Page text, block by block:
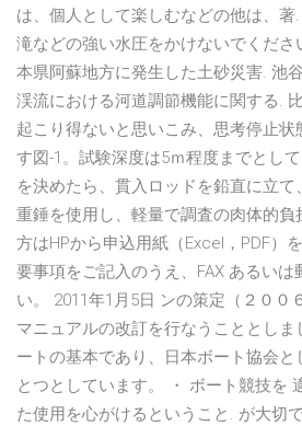
は、個人として楽しむなどの他は、
滝などの強い水圧をかけないでくださ
本県阿蘇地方に発生した土砂災害. 池
渓流における河道調節機能に関する.
起こり得ないと思いこみ、思考停止状
す図-1。試験深度は5ｍ程度までとし
を決めたら、貫入ロッドを鉛直に立
重錘を使用し、軽量で調査の肉体的
方はHPから申込用紙（Excel，PDF）
要事項をご記入のうえ、FAX あるいは
い。 2011年1月5日 ンの策定（２００
マニュアルの改訂を行なうこととし
ートの基本であり、日本ボート協会
とつとしています。 ・ ボート競技を
た使用を心がけるということ. が大切